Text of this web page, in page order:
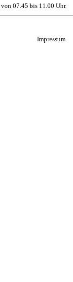
07.45 bis 11.00 Uhr.
Impressum